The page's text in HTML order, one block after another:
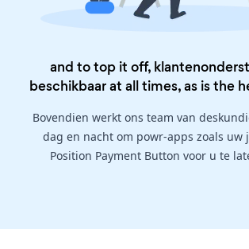
and to top it off,
beschikbaar at all times, as is the
Bovendien werkt ons team van
dag en nacht om powr-apps zoals uw
Position Payment Button voor u te